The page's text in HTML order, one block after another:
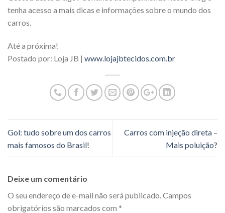
tenha acesso a mais dicas e informações sobre o mundo dos
carros.
Até a próxima!
Postado por: Loja JB | www.lojajbtecidos.com.br
Gol: tudo sobre um dos carros
mais famosos do Brasil!
Carros com injeção direta –
Mais poluição?
Deixe um comentário
O seu endereço de e-mail não será publicado.Campos
obrigatórios são marcados com *